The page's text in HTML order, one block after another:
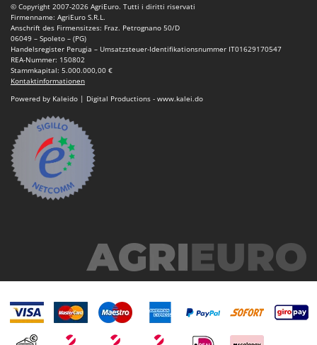
© Copyright 2007-2026 AgriEuro. Tutti i diritti riservati
Firmenname: AgriEuro S.R.L.
Anschrift des Firmensitzes: Fraz. Petrognano 50/D
06049 – Spoleto – (PG)
Handelsregister Perugia – Umsatzsteuer-Identifikationsnummer IT01629170547
REA-Nummer: 150802
Stammkapital: 5.000.000,00 €
Kontaktinformationen
Powered by Kaleido | Digital Productions - www.kalei.do